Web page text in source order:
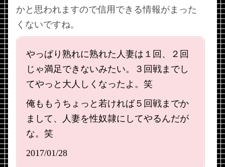
かと思われますので信用できる情報がまった
くないですね。
やっぱり熟れに熟れた人妻は１回、２回
じゃ満足できないみたい。３回戦までし
てやっと大人しくなったよ。笑
俺ももうちょっと若ければ５回戦までか
まして、人妻を性奴隷にしてやるんだが
な。笑
2017/01/28